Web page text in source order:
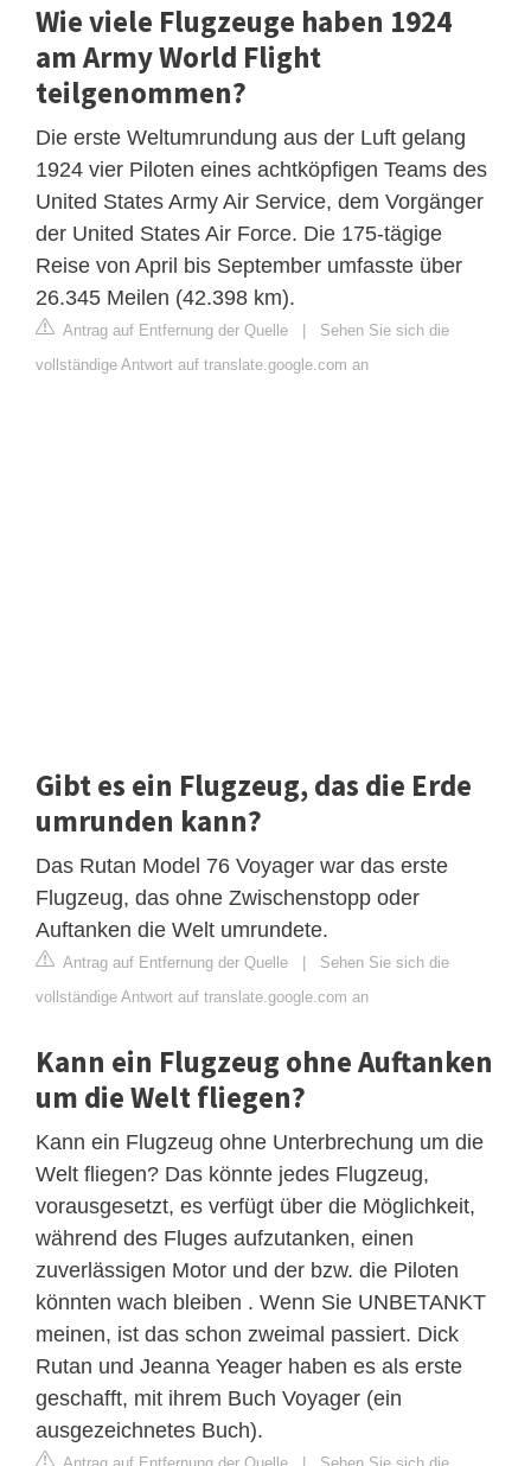
Wie viele Flugzeuge haben 1924
am Army World Flight
teilgenommen?
Die erste Weltumrundung aus der Luft gelang
1924 vier Piloten eines achtköpfigen Teams des
United States Army Air Service, dem Vorgänger
der United States Air Force. Die 175-tägige
Reise von April bis September umfasste über
26.345 Meilen (42.398 km).
Antrag auf Entfernung der Quelle | Sehen Sie sich die
vollständige Antwort auf translate.google.com an
Gibt es ein Flugzeug, das die Erde
umrunden kann?
Das Rutan Model 76 Voyager war das erste
Flugzeug, das ohne Zwischenstopp oder
Auftanken die Welt umrundete.
Antrag auf Entfernung der Quelle | Sehen Sie sich die
vollständige Antwort auf translate.google.com an
Kann ein Flugzeug ohne Auftanken
um die Welt fliegen?
Kann ein Flugzeug ohne Unterbrechung um die
Welt fliegen? Das könnte jedes Flugzeug,
vorausgesetzt, es verfügt über die Möglichkeit,
während des Fluges aufzutanken, einen
zuverlässigen Motor und der bzw. die Piloten
könnten wach bleiben . Wenn Sie UNBETANKT
meinen, ist das schon zweimal passiert. Dick
Rutan und Jeanna Yeager haben es als erste
geschafft, mit ihrem Buch Voyager (ein
ausgezeichnetes Buch).